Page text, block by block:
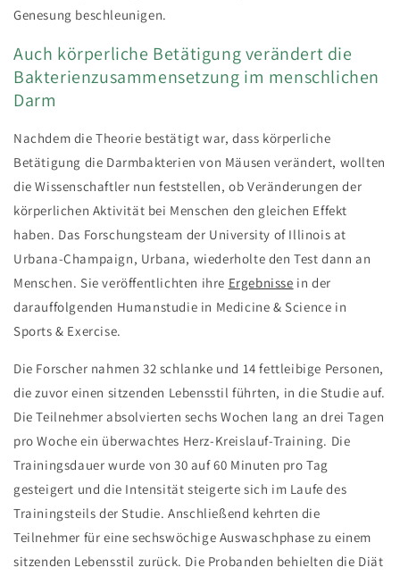
Genesung beschleunigen.
Auch körperliche Betätigung verändert die
Bakterienzusammensetzung im menschlichen
Darm
Nachdem die Theorie bestätigt war, dass körperliche
Betätigung die Darmbakterien von Mäusen verändert, wollten
die Wissenschaftler nun feststellen, ob Veränderungen der
körperlichen Aktivität bei Menschen den gleichen Effekt
haben. Das Forschungsteam der University of Illinois at
Urbana-Champaign, Urbana, wiederholte den Test dann an
Menschen. Sie veröffentlichten ihre Ergebnisse in der
darauffolgenden Humanstudie in Medicine & Science in
Sports & Exercise.
Die Forscher nahmen 32 schlanke und 14 fettleibige Personen,
die zuvor einen sitzenden Lebensstil führten, in die Studie auf.
Die Teilnehmer absolvierten sechs Wochen lang an drei Tagen
pro Woche ein überwachtes Herz-Kreislauf-Training. Die
Trainingsdauer wurde von 30 auf 60 Minuten pro Tag
gesteigert und die Intensität steigerte sich im Laufe des
Trainingsteils der Studie. Anschließend kehrten die
Teilnehmer für eine sechswöchige Auswaschphase zu einem
sitzenden Lebensstil zurück. Die Probanden behielten die Diät